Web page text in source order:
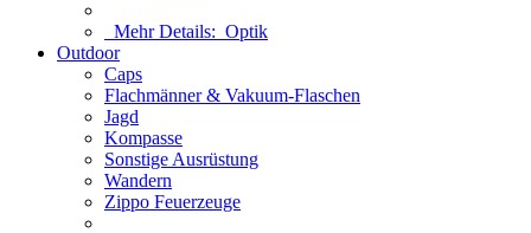
Mehr Details: Optik
Outdoor
Caps
Flachmänner & Vakuum-Flaschen
Jagd
Kompasse
Sonstige Ausrüstung
Wandern
Zippo Feuerzeuge